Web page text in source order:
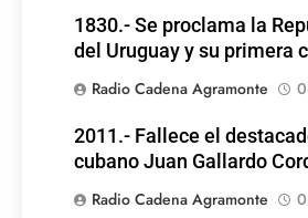
1830.- Se proclama la
del Uruguay y su primera
Radio Cadena Agramonte
2011.- Fallece el
cubano Juan Gallardo
Radio Cadena Agramonte